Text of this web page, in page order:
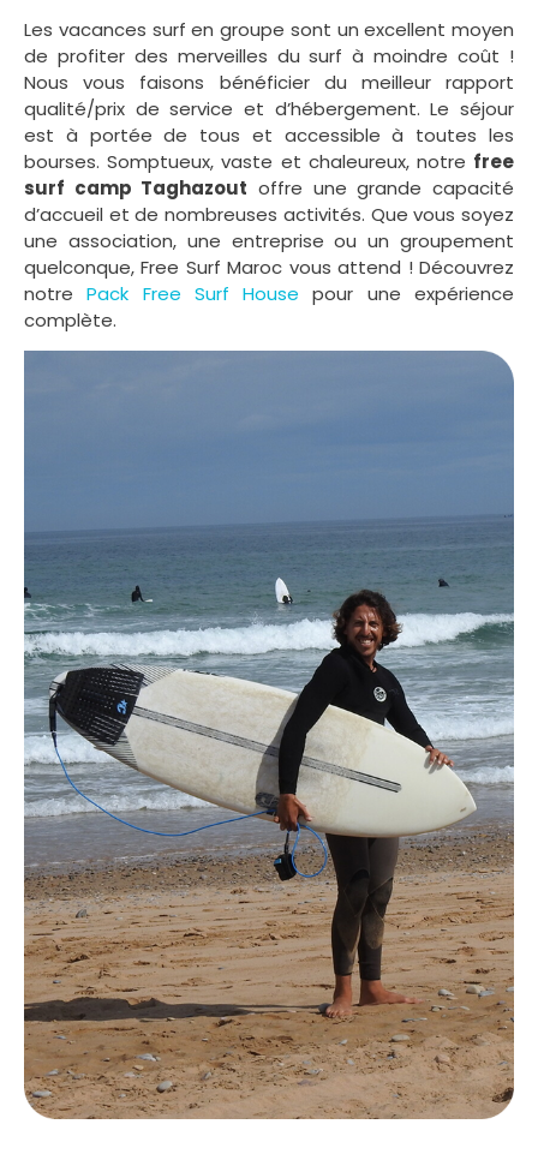
Les vacances surf en groupe sont un excellent moyen
de profiter des merveilles du surf à moindre coût !
Nous vous faisons bénéficier du meilleur rapport
qualité/prix de service et d’hébergement. Le séjour
est à portée de tous et accessible à toutes les
bourses. Somptueux, vaste et chaleureux, notre free
surf camp Taghazout offre une grande capacité
d’accueil et de nombreuses activités. Que vous soyez
une association, une entreprise ou un groupement
quelconque, Free Surf Maroc vous attend ! Découvrez
notrePack Free Surf House pour une expérience
complète.